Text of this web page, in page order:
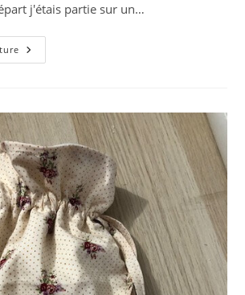
j'étais partie sur un…
Sacs
Petite